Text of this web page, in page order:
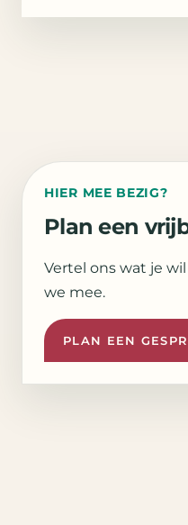
HIER MEE BEZIG?
Plan een
Vertel ons wat je
we mee.
PLAN EEN